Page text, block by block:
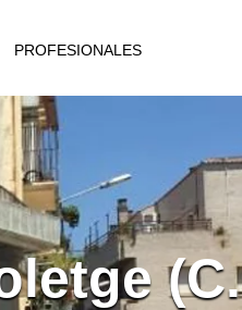
PROFESIONALES
(C.